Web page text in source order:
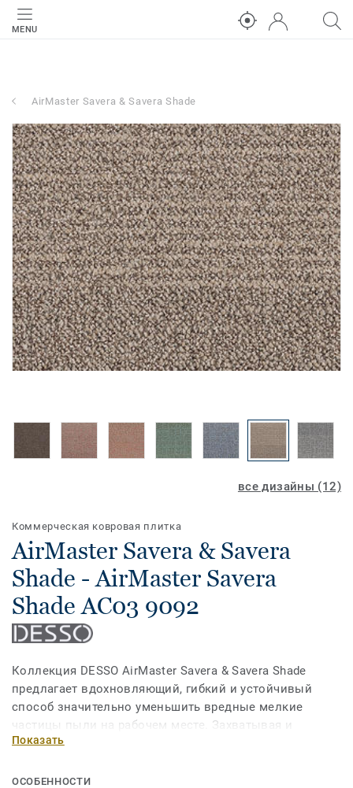
MENU
AirMaster Savera & Savera Shade
все дизайны (12)
Коммерческая ковровая плитка
AirMaster Savera & Savera
Shade - AirMaster Savera
Shade AC03 9092
Коллекция DESSO AirMaster Savera & Savera Shade
предлагает вдохновляющий, гибкий и устойчивый
способ значительно уменьшить вредные мелкие
частицы пыли на рабочем месте. Захватывая и
удерживая их там, где они не могут причинить вреда:
впервые для линейки AirMaster - DESSO AirMaster
Показать
ОСОБЕННОСТИ